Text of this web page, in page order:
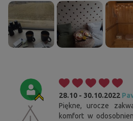
28.10 - 30.10.2022
Piękne, urocze
komfort w